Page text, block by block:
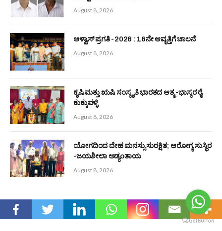
ಯೋಗದಿಂದ ದೇಹ ಮನಸ್ಸು ಸುರಕ್ಷಿತ; ಆರೋಗ್ಯ ಸುಸ್ಥಿರ -ಜಯಶೀಲಾ
August 8, 2026